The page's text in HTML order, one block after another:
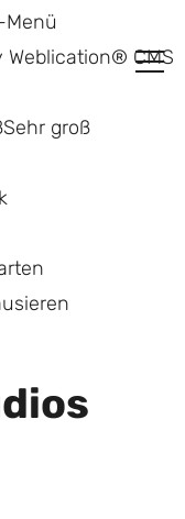
Menü
Weblication® CMS
Sehr groß